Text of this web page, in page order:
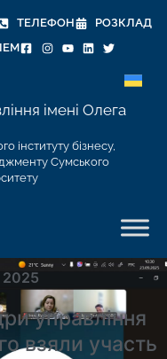
ТЕЛЕФОН
РОЗКЛАД
імені Олега
інституту бізнесу,
Сумського
2025
управління
взяли участь